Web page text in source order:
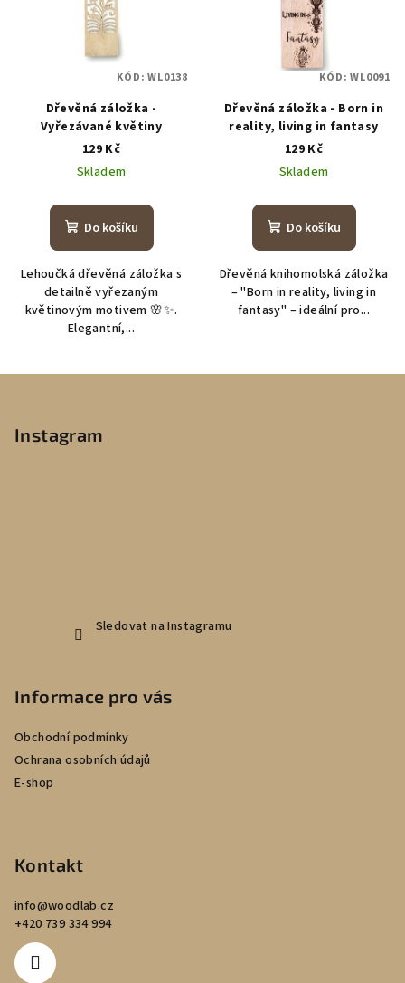
Dřevěná záložka -
Vyřezávané květiny
129 Kč
Skladem
Do košíku
Lehoučká dřevěná záložka s
detailně vyřezaným
květinovým motivem 🌸✨.
Elegantní,...
KÓD:WL0138
Dřevěná záložka - Born in
reality, living in fantasy
129 Kč
Skladem
Do košíku
Dřevěná knihomolská záložka
– "Born in reality, living in
fantasy" – ideální pro...
KÓD:WL0091
Instagram
Sledovat na Instagramu
Informace pro vás
Obchodní podmínky
Ochrana osobních údajů
E-shop
Kontakt
info@woodlab.cz
+420 739 334 994